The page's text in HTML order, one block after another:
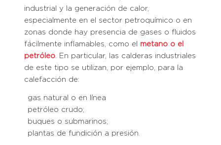
industrial y la generación de calor,
especialmente en el sector petroquímico o en
zonas donde hay presencia de gases o fluidos
fácilmente inflamables, como el metano o el
petróleo. En particular, las calderas industriales
de este tipo se utilizan, por ejemplo, para la
calefacción de:
gas natural o en línea
petróleo crudo;
buques o submarinos;
plantas de fundición a presión.